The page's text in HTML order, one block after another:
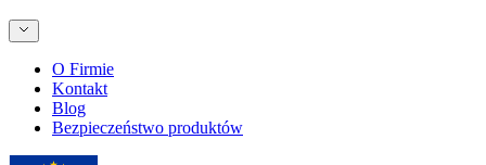
O Firmie
Kontakt
Blog
Bezpieczeństwo produktów